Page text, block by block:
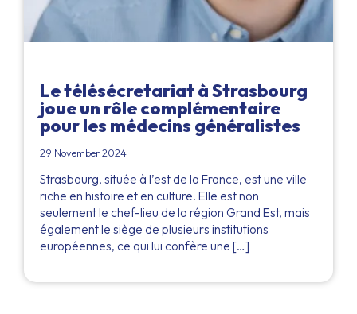
Le télésécretariat à Strasbourg
joue un rôle complémentaire
pour les médecins généralistes
29 November 2024
Strasbourg, située à l’est de la France, est une ville
riche en histoire et en culture. Elle est non
seulement le chef-lieu de la région Grand Est, mais
également le siège de plusieurs institutions
européennes, ce qui lui confère une […]